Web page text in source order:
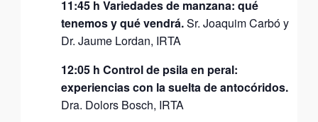
11:45 h Variedades de manzana: qué
tenemos y qué vendrá.Sr. Joaquim Carbó y
Dr. Jaume Lordan, IRTA
12:05 h Control de psila en peral:
experiencias con la suelta de antocóridos.
Dra. Dolors Bosch, IRTA